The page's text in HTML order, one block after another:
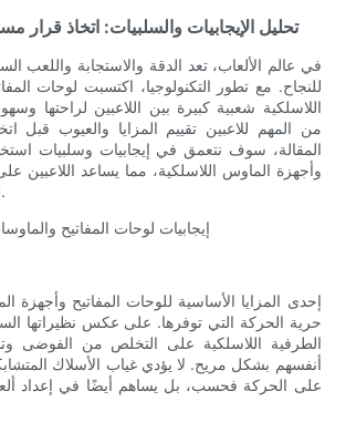
تحليل الإيجابيات والسلبيات: اتخاذ قرار
في عالم الألعاب، تعد الدقة والاستجابة واللعب
للنجاح. مع تطور التكنولوجيا، اكتسبت لوحات
اللاسلكية شعبية كبيرة بين اللاعبين لراحتها
من المهم للاعبين تقييم المزايا والعيوب قبل
المقالة، سوف نتعمق في إيجابيات وسلبيات
وأجهزة الماوس اللاسلكية، مما يساعد اللاعبين
لتحقيق نجاح الألعاب.
إيجابيات لوحات المفاتيح
إحدى المزايا الأساسية للوحات المفاتيح وأجهزة
حرية الحركة التي توفرها. على عكس نظيراتها
الطرفية اللاسلكية على التخلص من الفوضى
أنفسهم بشكل مريح. لا يؤدي غياب الأسلاك
على الحركة فحسب، بل يساهم أيضًا في إعداد